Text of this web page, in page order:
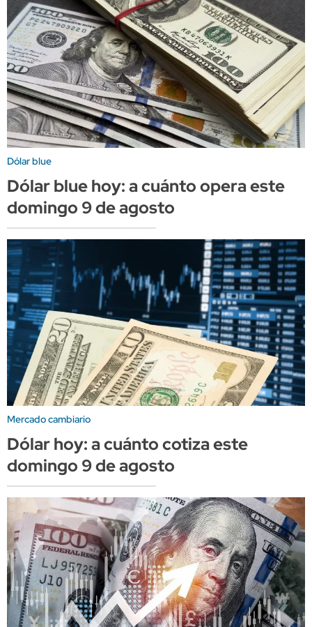
Dólar blue
Dólar blue hoy: a cuánto opera este
domingo 9 de agosto
Mercado cambiario
Dólar hoy: a cuánto cotiza este
domingo 9 de agosto